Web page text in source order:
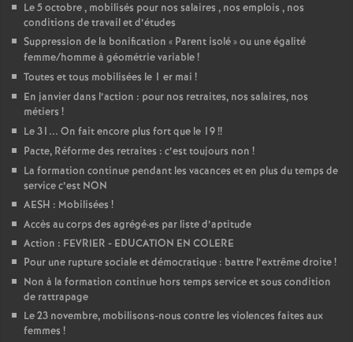
Le 5 octobre , mobilisés pour nos salaires , nos emplois , nos
conditions de travail et d’études
Suppression de la bonification « Parent isolé» ou une égalité
femme/homme à géométrie variable!
Toutes et tous mobilisées le 1 er mai !
En janvier dans l’action : pour nos retraites, nos salaires, nos
métiers !
Le 31... On fait encore plus fort que le 19!!
Pacte, Réforme des retraites : c’est toujours non !
La formation continue pendant les vacances et en plus du temps de
service c’est NON
AESH : Mobilisées !
Accès au corps des agrégé·es par liste d’aptitude
Action : FEVRIER - EDUCATION EN COLERE
Pour une rupture sociale et démocratique : battre l’extrême droite!
Non à la formation continue hors temps service et sous condition
de rattrapage
Le 23 novembre, mobilisons-nous contre les violences faites aux
femmes !